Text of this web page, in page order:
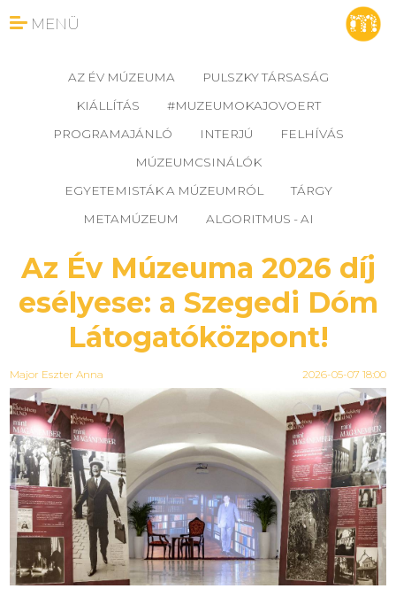
MENÜ
AZ ÉV MÚZEUMA
PULSZKY TÁRSASÁG
KIÁLLÍTÁS
#MUZEUMOKAJOVOERT
PROGRAMAJÁNLÓ
INTERJÚ
FELHÍVÁS
MÚZEUMCSINÁLÓK
EGYETEMISTÁK A MÚZEUMRÓL
TÁRGY
METAMÚZEUM
ALGORITMUS - AI
Az Év Múzeuma 2026 díj
esélyese: a Szegedi Dóm
Látogatóközpont!
Major Eszter Anna 2026-05-07 18:00